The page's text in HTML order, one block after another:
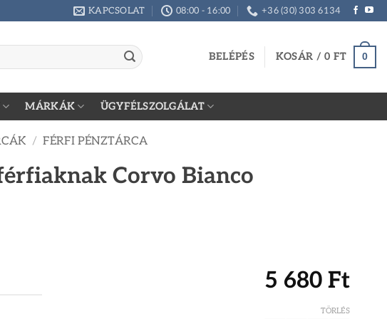
KAPCSOLAT 08:00 - 16:00 +36 (30) 303 6134
BELÉPÉS KOSÁR /0 FT 0
MÁRKÁK ÜGYFÉLSZOLGÁLAT
/ FÉRFI PÉNZTÁRCA
Corvo Bianco
5 680 Ft
TÖRLÉS